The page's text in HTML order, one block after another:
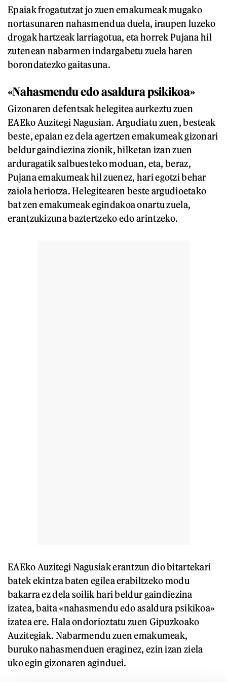
Epaiak frogatutzat jo zuen emakumeak mugako
nortasunaren nahasmendua duela, iraupen luzeko
drogak hartzeak larriagotua, eta horrek Pujana hil
zutenean nabarmen indargabetu zuela haren
borondatezko gaitasuna.
«Nahasmendu edo asaldura psikikoa»
Gizonaren defentsak helegitea aurkeztu zuen
EAEko Auzitegi Nagusian. Argudiatu zuen, besteak
beste, epaian ez dela agertzen emakumeak gizonari
beldur gaindiezina zionik, hilketan izan zuen
arduragatik salbuesteko moduan, eta, beraz,
Pujana emakumeak hil zuenez, hari egotzi behar
zaiola heriotza. Helegitearen beste argudioetako
bat zen emakumeak egindakoa onartu zuela,
erantzukizuna baztertzeko edo arintzeko.
EAEko Auzitegi Nagusiak erantzun dio bitartekari
batek ekintza baten egilea erabiltzeko modu
bakarra ez dela soilik hari beldur gaindiezina
izatea, baita «nahasmendu edo asaldura psikikoa»
izatea ere. Hala ondorioztatu zuen Gipuzkoako
Auzitegiak. Nabarmendu zuen emakumeak,
buruko nahasmenduen eraginez, ezin izan ziela
uko egin gizonaren aginduei.